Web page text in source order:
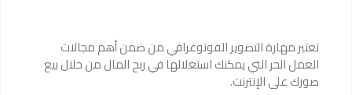
تعتبر مهارة التصوير الفوتوغرافي من ضمن أهم مجالات
العمل الحر التي يمكنك استغلالها في ربح المال من خلال بيع
صورك على الإنترنت.